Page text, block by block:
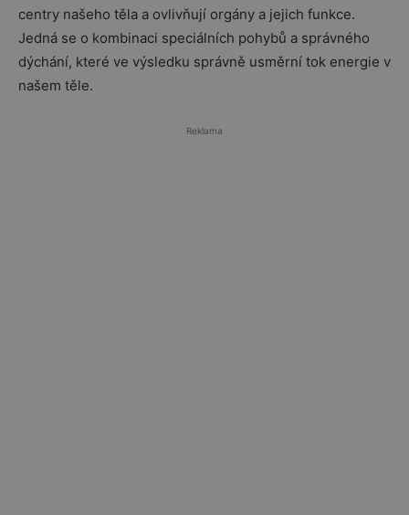
centry našeho těla a ovlivňují orgány a jejich funkce.
Jedná se o kombinaci speciálních pohybů a správného
dýchání, které ve výsledku správně usměrní tok energie v
našem těle.
Reklama